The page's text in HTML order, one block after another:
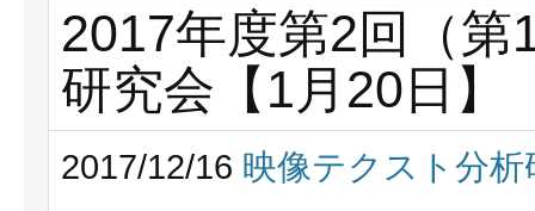
2017年度第2回（
研究会【1月20日】
2017/12/16 映像テクスト分析